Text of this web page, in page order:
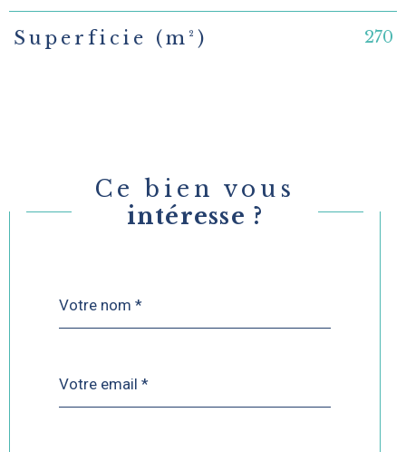
Superficie (m²) 270
Ce bien vous
intéresse ?
*
*